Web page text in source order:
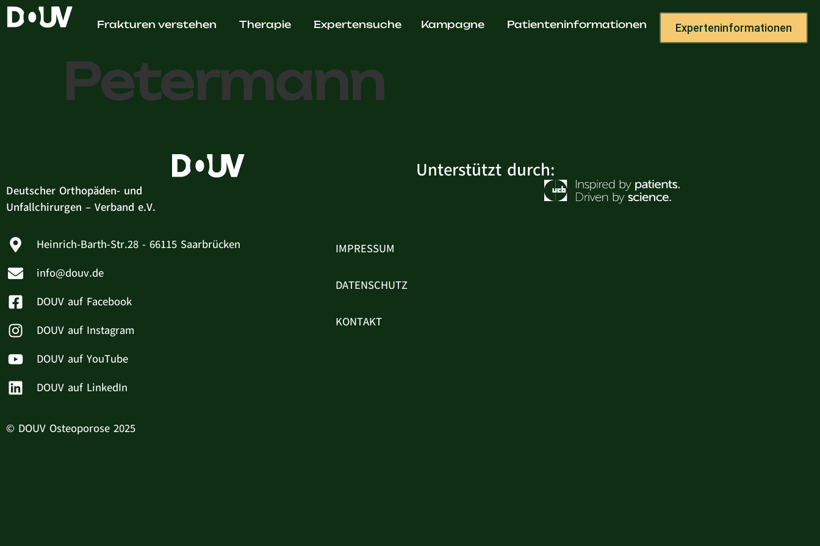
Frakturen verstehen Therapie Expertensuche Kampagne Patienteninformationen Experteninformationen
Dr. med. Martin
Petermann
Deutscher Orthopäden- und
Unfallchirurgen – Verband e.V.
Unterstützt durch:
Heinrich-Barth-Str.28 - 66115 Saarbrücken
info@douv.de
DOUV auf Facebook
DOUV auf Instagram
DOUV auf YouTube
DOUV auf LinkedIn
IMPRESSUM
DATENSCHUTZ
KONTAKT
© DOUV Osteoporose 2025